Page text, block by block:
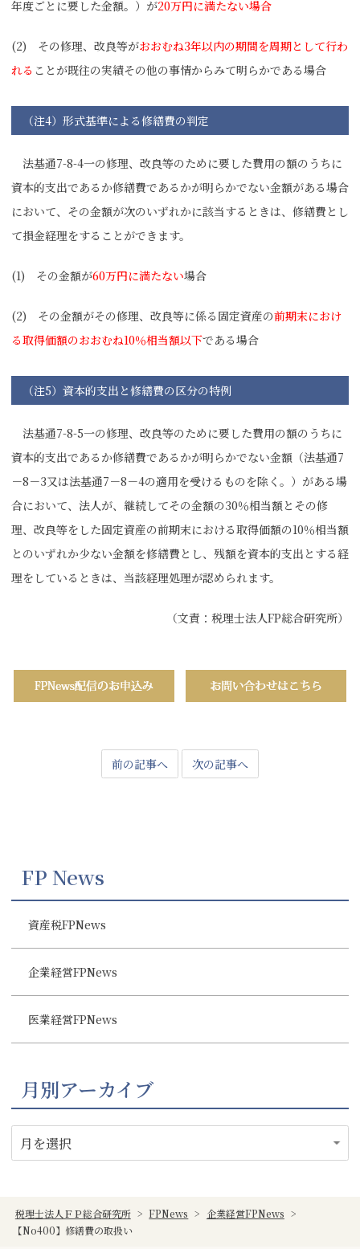
年度ごとに要した金額。）が20万円に満たない場合
(2) その修理、改良等がおおむね3年以内の期間を周期として行わ
れる ことが既往の実績その他の事情からみて明らかである場合
（注4）形式基準による修繕費の判定
法基通7-8-4一の修理、改良等のために要した費用の額のうちに
資本的支出であるか修繕費であるかが明らかでない金額がある場合
において、その金額が次のいずれかに該当するときは、修繕費とし
て損金経理をすることができます。
(1) その金額が60万円に満たない場合
(2) その金額がその修理、改良等に係る固定資産の前期末におけ
る取得価額のおおむね10％相当額以下である場合
（注5）資本的支出と修繕費の区分の特例
法基通7-8-5一の修理、改良等のために要した費用の額のうちに
資本的支出であるか修繕費であるかが明らかでない金額（法基通7
－8－3又は法基通7－8－4の適用を受けるものを除く。）がある場
合において、法人が、継続してその金額の30％相当額とその修
理、改良等をした固定資産の前期末における取得価額の10％相当額
とのいずれか少ない金額を修繕費とし、残額を資本的支出とする経
理をしているときは、当該経理処理が認められます。
（文責：税理士法人FP総合研究所）
前の記事へ 次の記事へ
FP News
資産税FPNews
企業経営FPNews
医業経営FPNews
月別アーカイブ
税理士法人ＦＰ総合研究所 > FPNews > 企業経営FPNews >
【No400】修繕費の取扱い